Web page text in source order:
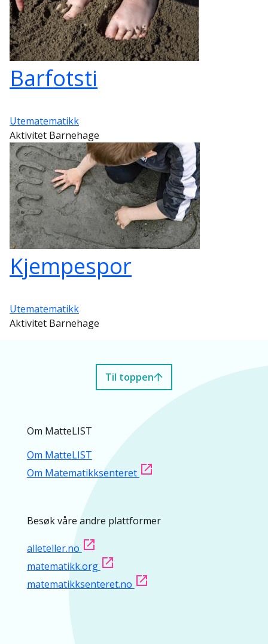
Barfotsti
Utematematikk
Aktivitet Barnehage
Kjempespor
Utematematikk
Aktivitet Barnehage
Til toppen
Om MatteLIST
Om MatteLIST
Om Matematikksenteret
Besøk våre andre plattformer
alleteller.no
matematikk.org
matematikksenteret.no